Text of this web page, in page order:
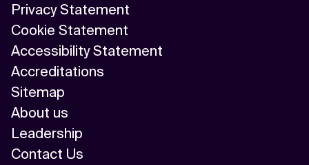
Privacy Statement
Cookie Statement
Accessibility Statement
Accreditations
Sitemap
About us
Leadership
Contact Us